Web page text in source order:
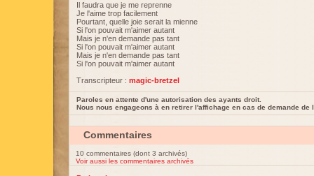
Il faudra que je me reprenne
Je l'aime trop facilement
Pourtant, quelle joie serait la mienne
Si l'on pouvait m'aimer autant
Mais je n'en demande pas tant
Si l'on pouvait m'aimer autant
Mais je n'en demande pas tant
Si l'on pouvait m'aimer autant
Transcripteur : magic-bretzel
Paroles en attente d'une autorisation des ayants droit.
Nous nous engageons à en retirer l'affichage en cas de demande de
Commentaires
10 commentaires (dont 3 archivés)
Voir aussi les commentaires archivés